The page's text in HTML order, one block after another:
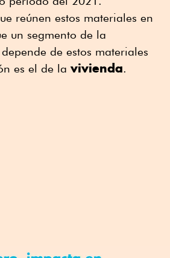
reúnen estos materiales en
un segmento de la
de estos materiales
es el de la vivienda.